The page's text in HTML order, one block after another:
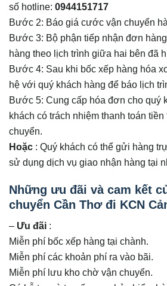
số hotline: 0944151717
Bước 2: Báo giá cước vận chuyển
Bước 3: Bộ phận tiếp nhận đơn
hàng theo lịch trình giữa hai bên đã
Bước 4: Sau khi bốc xếp hàng hóa
hệ với quý khách hàng để báo lịch
Bước 5: Cung cấp hóa đơn cho quý
khách có trách nhiệm thanh toán
chuyển.
Hoặc : Quý khách có thể gửi hàng
sử dụng dịch vụ giao nhận hàng tại
Những ưu đãi và cam kết
chuyển Cần Thơ đi KCN
– Ưu đãi :
Miễn phí bốc xếp hàng tại chành.
Miễn phí các khoản phí ra vào bãi.
Miễn phí lưu kho chờ vận chuyển.